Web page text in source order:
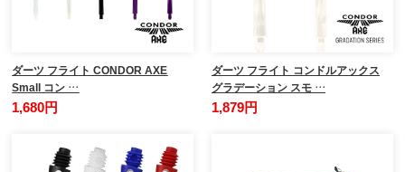
ダーツ フライト CONDOR AXE
Small コン …
1,680円
ダーツ フライト コンドルアックス
グラデーション スモ …
1,879円